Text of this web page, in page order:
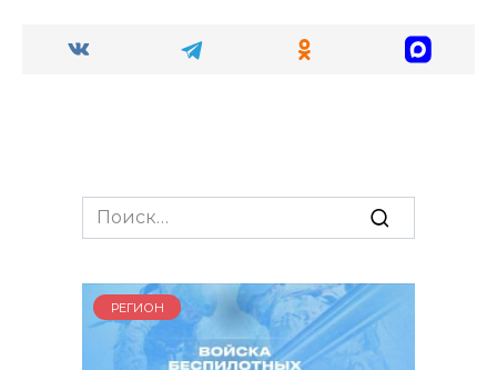
Search
for:
РЕГИОН